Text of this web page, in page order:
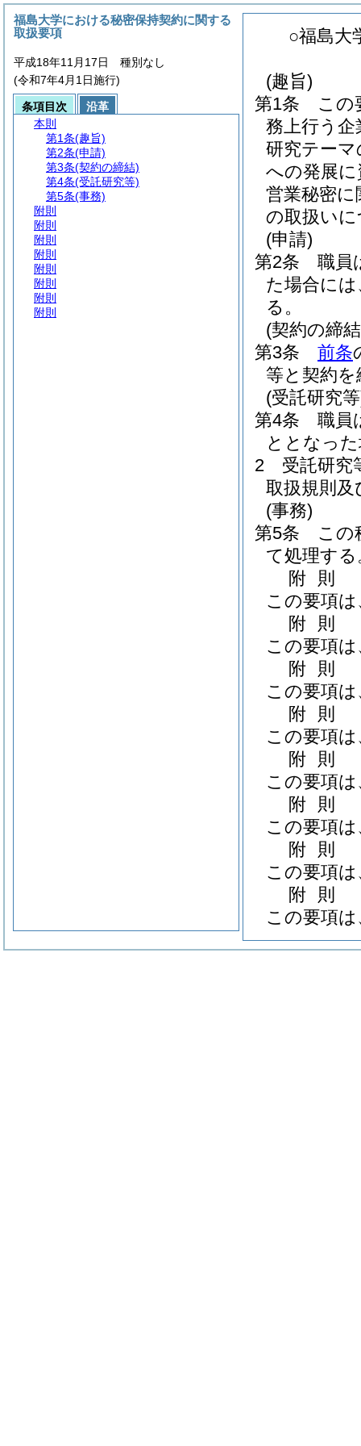
○福島大
(趣旨)
第1条
この
務上行う
研究テー
への発展
営業秘密
の取扱い
(申請)
第2条
職員
た場合に
る。
(契約の締
第3条
前条
等と契約
(受託研究
第4条
職員
ととなっ
2
受託研究
取扱規則
(事務)
第5条
この
て処理する
附 則
この要項
附 則
この要項
附 則
この要項
附 則
この要項
附 則
この要項
附 則
この要項
附 則
この要項
附 則
この要項
福島大学における秘密保持契約に関する
取扱要項
平成18年11月17日 種別なし
(令和7年4月1日施行)
条項目次
沿革
本則
第1条(趣旨)
第2条(申請)
第3条(契約の締結)
第4条(受託研究等)
第5条(事務)
附則
附則
附則
附則
附則
附則
附則
附則